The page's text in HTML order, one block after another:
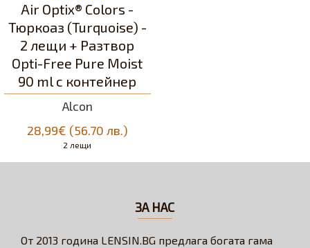
Alcon
Air Optix® Colors -
Тюркоаз (Turquоise) -
2 лещи + Разтвор
Opti-Free Pure Moist
90 ml с контейнер
28,99€ (56.70 лв.)
2 лещи
ЗА НАС
От 2013 година LENSIN.BG предлага богата гама